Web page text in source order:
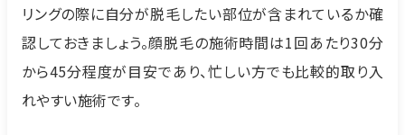
リングの際に自分が脱毛したい部位が含まれているか確
認しておきましょう。顔脱毛の施術時間は1回あたり30分
から45分程度が目安であり、忙しい方でも比較的取り入
れやすい施術です。